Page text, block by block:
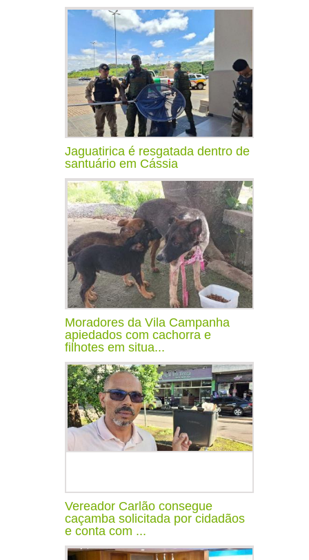
Jaguatirica é resgatada dentro de
santuário em Cássia
Moradores da Vila Campanha
apiedados com cachorra e
filhotes em situa...
Vereador Carlão consegue
caçamba solicitada por cidadãos
e conta com ...